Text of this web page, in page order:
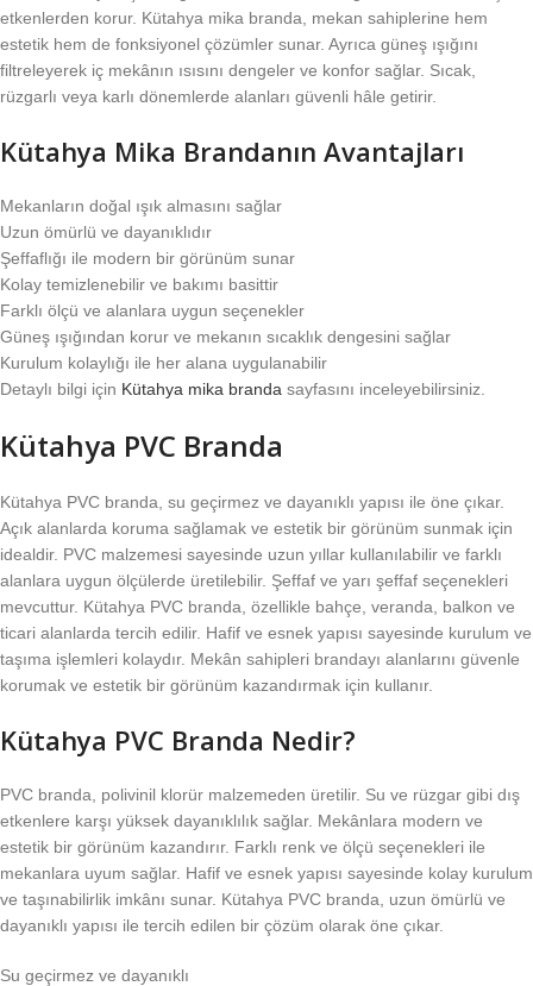
etkenlerden korur. Kütahya mika branda, mekan sahiplerine hem
estetik hem de fonksiyonel çözümler sunar. Ayrıca güneş ışığını
filtreleyerek iç mekânın ısısını dengeler ve konfor sağlar. Sıcak,
rüzgarlı veya karlı dönemlerde alanları güvenli hâle getirir.
Kütahya Mika Brandanın Avantajları
Mekanların doğal ışık almasını sağlar
Uzun ömürlü ve dayanıklıdır
Şeffaflığı ile modern bir görünüm sunar
Kolay temizlenebilir ve bakımı basittir
Farklı ölçü ve alanlara uygun seçenekler
Güneş ışığından korur ve mekanın sıcaklık dengesini sağlar
Kurulum kolaylığı ile her alana uygulanabilir
Detaylı bilgi için Kütahya mika branda sayfasını inceleyebilirsiniz.
Kütahya PVC Branda
Kütahya PVC branda, su geçirmez ve dayanıklı yapısı ile öne çıkar.
Açık alanlarda koruma sağlamak ve estetik bir görünüm sunmak için
idealdir. PVC malzemesi sayesinde uzun yıllar kullanılabilir ve farklı
alanlara uygun ölçülerde üretilebilir. Şeffaf ve yarı şeffaf seçenekleri
mevcuttur. Kütahya PVC branda, özellikle bahçe, veranda, balkon ve
ticari alanlarda tercih edilir. Hafif ve esnek yapısı sayesinde kurulum ve
taşıma işlemleri kolaydır. Mekân sahipleri brandayı alanlarını güvenle
korumak ve estetik bir görünüm kazandırmak için kullanır.
Kütahya PVC Branda Nedir?
PVC branda, polivinil klorür malzemeden üretilir. Su ve rüzgar gibi dış
etkenlere karşı yüksek dayanıklılık sağlar. Mekânlara modern ve
estetik bir görünüm kazandırır. Farklı renk ve ölçü seçenekleri ile
mekanlara uyum sağlar. Hafif ve esnek yapısı sayesinde kolay kurulum
ve taşınabilirlik imkânı sunar. Kütahya PVC branda, uzun ömürlü ve
dayanıklı yapısı ile tercih edilen bir çözüm olarak öne çıkar.
Su geçirmez ve dayanıklı